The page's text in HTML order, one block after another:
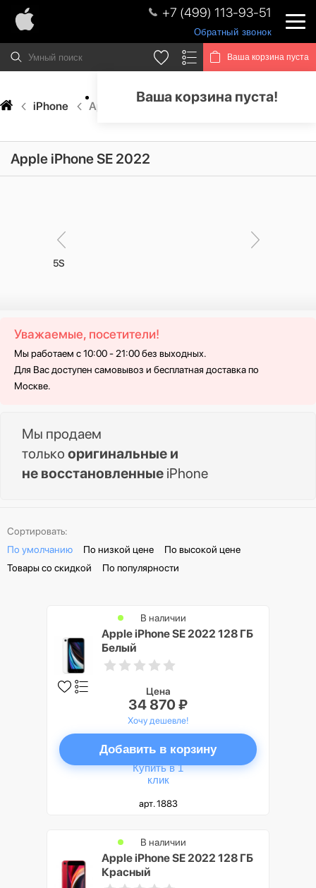
+7 (499) 113-93-51
Обратный звонок
Ваша корзина пуста
Ваша корзина пуста!
iPhone Apple iPhone SE 2022
Apple iPhone SE 2022
iPhone 5S
Уважаемые, посетители!
Мы работаем с 10:00 - 21:00 без выходных.
Для Вас доступен самовывоз и бесплатная доставка по
Москве.
Мы продаем
только оригинальные и
не восстановленные iPhone
Сортировать:
По умолчанию
По низкой цене
По высокой цене
Товары со скидкой
По популярности
Apple iPhone SE 2022 128 ГБ
Белый
В наличии
Цена
34 870 ₽
Хочу дешевле!
Добавить в корзину
Купить в 1
клик
арт. 1883
Apple iPhone SE 2022 128 ГБ
Красный
В наличии